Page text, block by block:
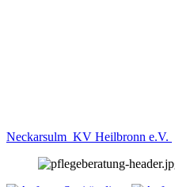
Neckarsulm KV Heilbronn e.V.